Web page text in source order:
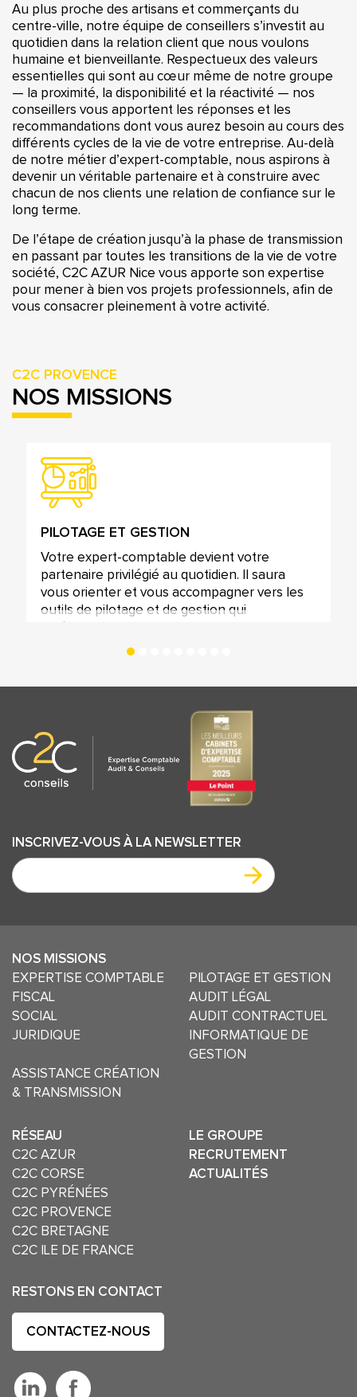
Au plus proche des artisans et commerçants du
centre-ville, notre équipe de conseillers s’investit au
quotidien dans la relation client que nous voulons
humaine et bienveillante. Respectueux des valeurs
essentielles qui sont au cœur même de notre groupe
— la proximité, la disponibilité et la réactivité — nos
conseillers vous apportent les réponses et les
recommandations dont vous aurez besoin au cours des
différents cycles de la vie de votre entreprise. Au-delà
de notre métier d’expert-comptable, nous aspirons à
devenir un véritable partenaire et à construire avec
chacun de nos clients une relation de confiance sur le
long terme.
De l’étape de création jusqu’à la phase de transmission
en passant par toutes les transitions de la vie de votre
société, C2C AZUR Nice vous apporte son expertise
pour mener à bien vos projets professionnels, afin de
vous consacrer pleinement à votre activité.
C2C PROVENCE
NOS MISSIONS
PILOTAGE ET GESTION
Votre expert-comptable devient votre
partenaire privilégié au quotidien. Il saura
vous orienter et vous accompagner vers les
outils de pilotage et de gestion qui
INSCRIVEZ-VOUS À LA NEWSLETTER
NOS MISSIONS
EXPERTISE COMPTABLE
PILOTAGE ET GESTION
FISCAL
AUDIT LÉGAL
SOCIAL
AUDIT CONTRACTUEL
JURIDIQUE
INFORMATIQUE DE
GESTION
ASSISTANCE CRÉATION
& TRANSMISSION
RÉSEAU
C2C AZUR
C2C CORSE
C2C PYRÉNÉES
C2C PROVENCE
C2C BRETAGNE
C2C ILE DE FRANCE
LE GROUPE
RECRUTEMENT
ACTUALITÉS
RESTONS EN CONTACT
CONTACTEZ-NOUS